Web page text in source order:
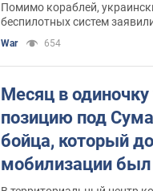
Помимо кораблей,
беспилотных систем
на территории РФ
War 654
Месяц в
позицию под
бойца, который до
мобилизации